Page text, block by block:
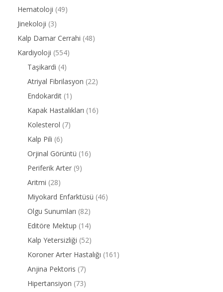
Hematoloji (49)
Jinekoloji (3)
Kalp Damar Cerrahi (48)
Kardiyoloji (554)
Taşikardi (4)
Atriyal Fibrilasyon (22)
Endokardit (1)
Kapak Hastalıkları (16)
Kolesterol (7)
Kalp Pili (6)
Orjinal Görüntü (16)
Periferik Arter (9)
Aritmi (28)
Miyokard Enfarktüsü (46)
Olgu Sunumları (82)
Editöre Mektup (14)
Kalp Yetersizliği (52)
Koroner Arter Hastalığı (161)
Anjina Pektoris (7)
Hipertansiyon (73)